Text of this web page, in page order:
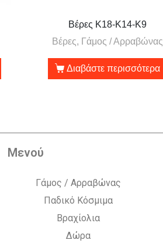
Βέρες Κ18-Κ14-Κ9
Βέρες, Γάμος / Αρραβώνας
Διαβάστε περισσότερα
Μενού
Γάμος / Αρραβώνας
Παδικό Κόσμιμα
Βραχίολια
Δώρα